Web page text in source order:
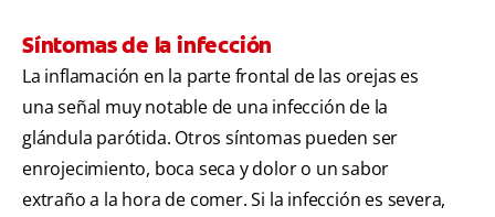
Síntomas de la infección
La inflamación en la parte frontal de las orejas es
una señal muy notable de una infección de la
glándula parótida. Otros síntomas pueden ser
enrojecimiento, boca seca y dolor o un sabor
extraño a la hora de comer. Si la infección es severa,